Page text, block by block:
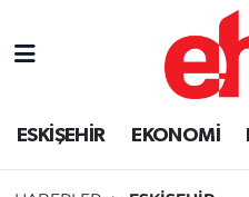
ESKİŞEHİR EKONOMİ